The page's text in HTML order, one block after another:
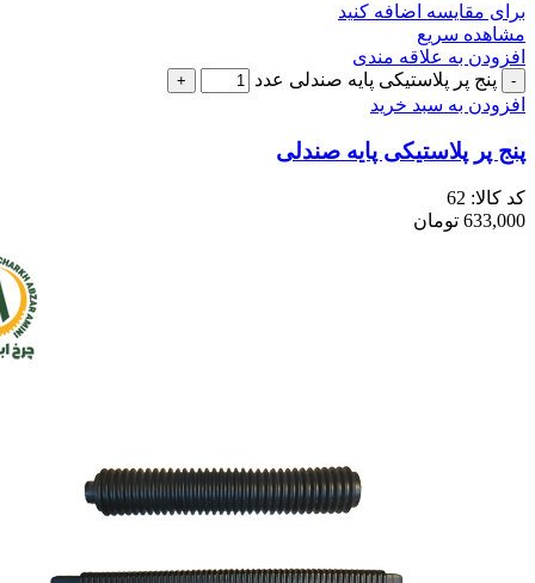
برای مقایسه اضافه کنید
مشاهده سریع
افزودن به علاقه مندی
پنج پر پلاستیکی پایه صندلی عدد
افزودن به سبد خرید
پنج پر پلاستیکی پایه صندلی
کد کالا: 62
633,000 تومان